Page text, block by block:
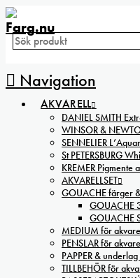
Navigation
AKVARELL
DANIEL SMITH
WINSOR &
SENNELIER
St PETERSBURG
KREMER Pigmente
AKVARELLSET
GOUACHE färger
GOUACHE
GOUACHE
MEDIUM för
PENSLAR för
PAPPER &
TILLBEHÖR för